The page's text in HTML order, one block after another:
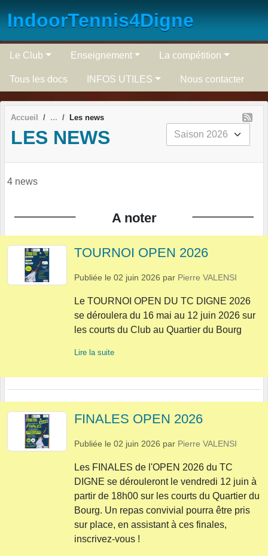
IndoorTennis4Digne
Le Club Enseignement La compétition
Tous les docs INFOS UTILES Nous contacter
Accueil Les news
LES NEWS
4 news
A noter
TOURNOI OPEN 2026
Publiée le 02 juin 2026 par Pierre VALENSI
Le TOURNOI OPEN DU TC DIGNE 2026
se déroulera du 16 mai au 12 juin 2026 sur
les courts du Club au Quartier du Bourg
Lire la suite
FINALES OPEN 2026
Publiée le 02 juin 2026 par Pierre VALENSI
Les FINALES de l'OPEN 2026 du TC
DIGNE se dérouleront le vendredi 12 juin à
partir de 18h00 sur les courts du Quartier du
Bourg. Un repas convivial pourra être pris
sur place, en assistant à ces finales,
inscrivez-vous !